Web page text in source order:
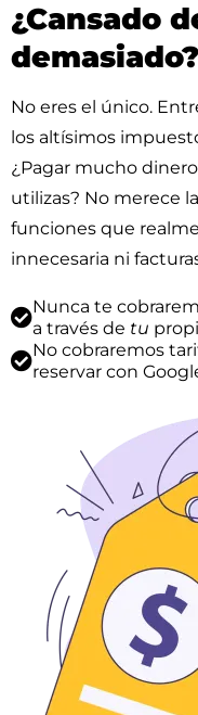
¿Cansado
demasiado?
No eres el único.
los altísimos
¿Pagar mucho
utilizas? No merece
funciones que
innecesaria ni
Nunca te
a través de tu
No cobraremos
reservar con